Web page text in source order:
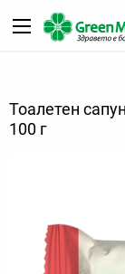
Тоалетен
100 г